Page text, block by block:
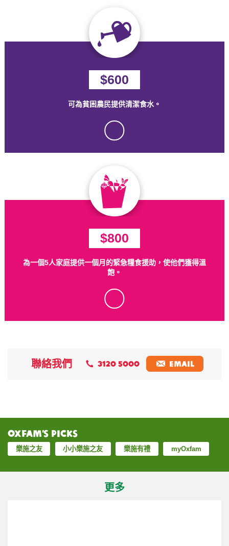
$600
可為貧困農民提供清潔食水。
tick
$800
為一個5人家庭提供一個月的緊急糧食援助，使他們獲得溫
飽。
tick
聯絡我們 3120 5000 EMAIL
Oxfam’s Picks
樂施之友 小小樂施之友 樂施有禮 myOxfam
更多